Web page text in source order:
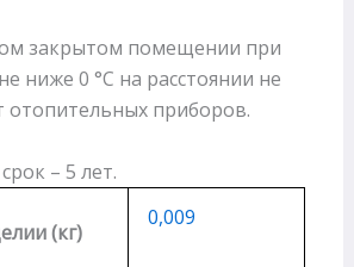
закрытом помещении при
ниже 0 °С на расстоянии не
отопительных приборов.
– 5 лет.
(кг)
0,009